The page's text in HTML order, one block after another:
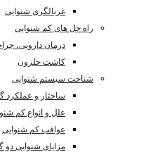
غربالگری شنوایی
راه حل های کم شنوایی
درمان دارویی،
کاشت حلزون
شناخت سیستم شنوایی
ساختار و عملکرد
علل و انواع کم
عواقب کم شنوایی
مزایای شنوایی